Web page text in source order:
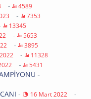
- 4589
- 7353
13345
- 5653
- 3895
- 11328
- 5431
-
- 16 Mart 2022 -